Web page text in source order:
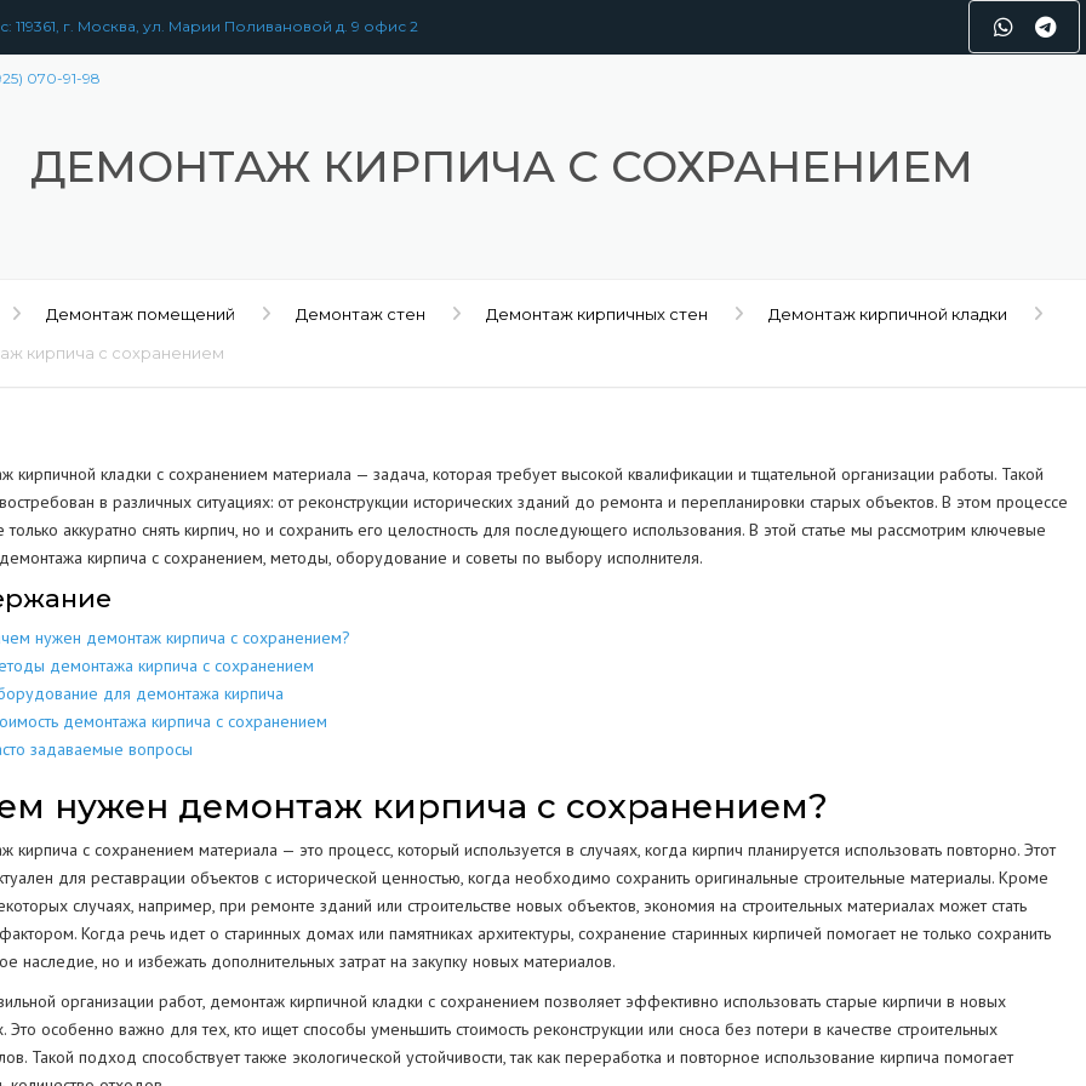
119361, г. Москва, ул. Марии Поливановой д. 9 офис 2
070-91-98
ЗДАНИЙ РАЗБОРКА
СКЛАДОВ
АНГАРОВ
ПРОМЫШЛЕННЫХ ТРУБ
ЖЕЛЕЗОБЕТОННЫХ
КОЛОНН
ПОЛОВ
СТЕН
ПОКРЫТИЯ
ДЕМОНТАЖ КИРПИЧА С СОХРАНЕНИЕМ
Демонтаж помещений Демонтаж стен Демонтаж кирпичных стен
Демонтаж кирпичной кладки
кирпича с сохранением
кирпичной кладки с сохранением материала — задача, которая требует высокой квалификации и тщательной организации работы. Такой
в различных ситуациях: от реконструкции исторических зданий до ремонта и перепланировки старых объектов. В этом процессе
аккуратно снять кирпич, но и сохранить его целостность для последующего использования. В этой статье мы рассмотрим ключевые
кирпича с сохранением, методы, оборудование и советы по выбору исполнителя.
нужен демонтаж кирпича с сохранением?
демонтажа кирпича с сохранением
для демонтажа кирпича
демонтажа кирпича с сохранением
задаваемые вопросы
нужен демонтаж кирпича с сохранением?
кирпича с сохранением материала — это процесс, который используется в случаях, когда кирпич планируется использовать повторно. Этот
для реставрации объектов с исторической ценностью, когда необходимо сохранить оригинальные строительные материалы. Кроме
случаях, например, при ремонте зданий или строительстве новых объектов, экономия на строительных материалах может стать
Когда речь идет о старинных домах или памятниках архитектуры, сохранение старинных кирпичей помогает не только сохранить
наследие, но и избежать дополнительных затрат на закупку новых материалов.
организации работ, демонтаж кирпичной кладки с сохранением позволяет эффективно использовать старые кирпичи в новых
Это особенно важно для тех, кто ищет способы уменьшить стоимость реконструкции или сноса без потери в качестве строительных
Такой подход способствует также экологической устойчивости, так как переработка и повторное использование кирпича помогает